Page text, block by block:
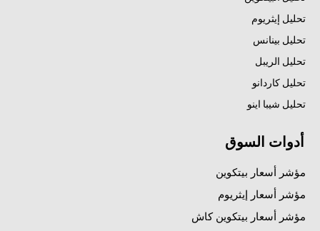
تحليل إيثريوم
تحليل بينانس
تحليل الريبل
تحليل كاردانو
تحليل شيبا اينو
أدوات السوق
مؤشر أسعار بيتكوين
مؤشر أسعار إيثريوم
مؤشر أسعار بيتكوين كاش